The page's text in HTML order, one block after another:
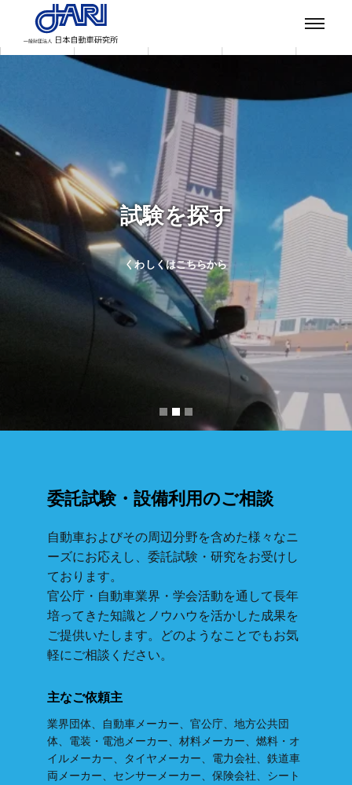
設備を探す
くわしくはこちらから
試験・設備をご検討の方
試験を探す
くわしくはこちらから
くわしくはこちらから
委託試験・設備利用のご相談
自動車およびその周辺分野を含めた様々なニ
ーズにお応えし、委託試験・研究をお受けし
ております。
官公庁・自動車業界・学会活動を通して長年
培ってきた知識とノウハウを活かした成果を
ご提供いたします。どのようなことでもお気
軽にご相談ください。
主なご依頼主
業界団体、自動車メーカー、官公庁、地方公共団
体、電装・電池メーカー、材料メーカー、燃料・オ
イルメーカー、タイヤメーカー、電力会社、鉄道車
両メーカー、センサーメーカー、保険会社、シート